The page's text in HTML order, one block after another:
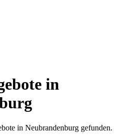
in
in Neubrandenburg gefunden.